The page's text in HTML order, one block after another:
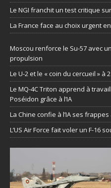
Le NGI franchit un test critique
La France face au choix urgent
Moscou renforce le Su-57 avec
propulsion
Le U-2 et le « coin du cercueil » à
Le MQ-4C Triton apprend à
Poséidon grâce à l’IA
La Chine confie à l’IA ses
L’US Air Force fait voler un F-16